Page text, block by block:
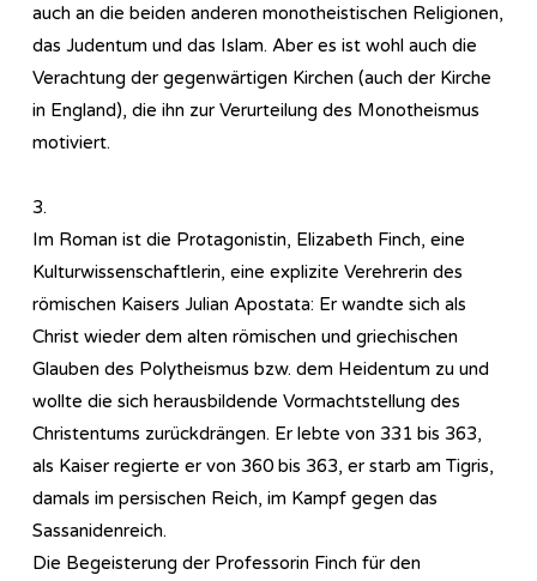
auch an die beiden anderen monotheistischen Religionen,
das Judentum und das Islam. Aber es ist wohl auch die
Verachtung der gegenwärtigen Kirchen (auch der Kirche
in England), die ihn zur Verurteilung des Monotheismus
motiviert.
3.
Im Roman ist die Protagonistin, Elizabeth Finch, eine
Kulturwissenschaftlerin, eine explizite Verehrerin des
römischen Kaisers Julian Apostata: Er wandte sich als
Christ wieder dem alten römischen und griechischen
Glauben des Polytheismus bzw. dem Heidentum zu und
wollte die sich herausbildende Vormachtstellung des
Christentums zurückdrängen. Er lebte von 331 bis 363,
als Kaiser regierte er von 360 bis 363, er starb am Tigris,
damals im persischen Reich, im Kampf gegen das
Sassanidenreich.
Die Begeisterung der Professorin Finch für den